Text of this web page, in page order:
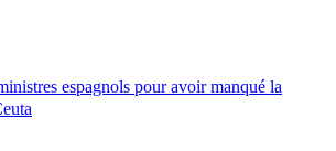
espagnols pour avoir manqué la